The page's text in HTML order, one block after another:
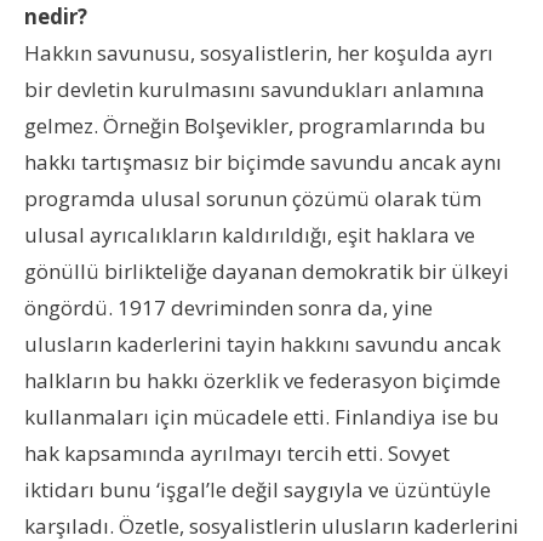
nedir?
Hakkın savunusu, sosyalistlerin, her koşulda ayrı
bir devletin kurulmasını savundukları anlamına
gelmez. Örneğin Bolşevikler, programlarında bu
hakkı tartışmasız bir biçimde savundu ancak aynı
programda ulusal sorunun çözümü olarak tüm
ulusal ayrıcalıkların kaldırıldığı, eşit haklara ve
gönüllü birlikteliğe dayanan demokratik bir ülkeyi
öngördü. 1917 devriminden sonra da, yine
ulusların kaderlerini tayin hakkını savundu ancak
halkların bu hakkı özerklik ve federasyon biçimde
kullanmaları için mücadele etti. Finlandiya ise bu
hak kapsamında ayrılmayı tercih etti. Sovyet
iktidarı bunu ‘işgal’le değil saygıyla ve üzüntüyle
karşıladı. Özetle, sosyalistlerin ulusların kaderlerini